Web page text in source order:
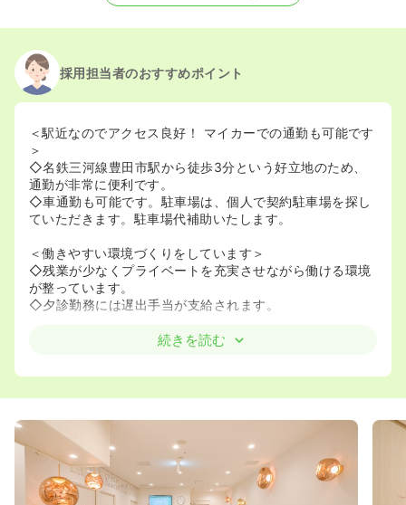
採用担当者のおすすめポイント
＜駅近なのでアクセス良好！ マイカーでの通勤も可能です
＞
◇名鉄三河線豊田市駅から徒歩3分という好立地のため、
通勤が非常に便利です。
◇車通勤も可能です。駐車場は、個人で契約駐車場を探し
ていただきます。駐車場代補助いたします。
＜働きやすい環境づくりをしています＞
◇残業が少なくプライベートを充実させながら働ける環境
が整っています。
◇夕診勤務には遅出手当が支給されます。
続きを読む